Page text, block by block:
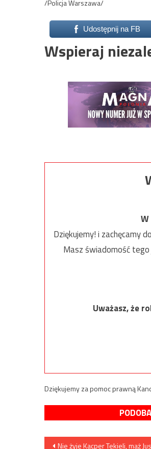
/Policja Warszawa/
Udostępnij na FB
Wspieraj
Dziękujemy! i zachęcamy
Masz świadomość
Uważasz, że
Dziękujemy za pomoc prawną
Nie żyje Kacper Tekieli, maż